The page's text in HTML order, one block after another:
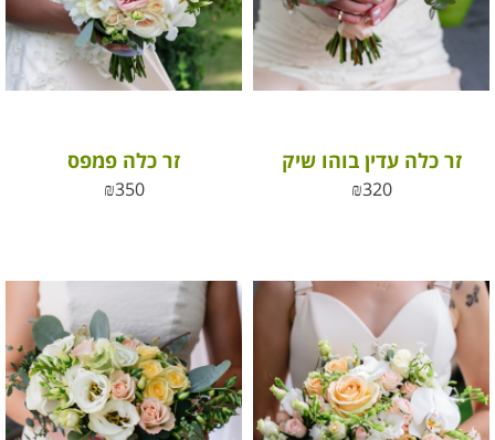
זר כלה עדין בוהו שיק
₪320
זר כלה פמפס
₪350